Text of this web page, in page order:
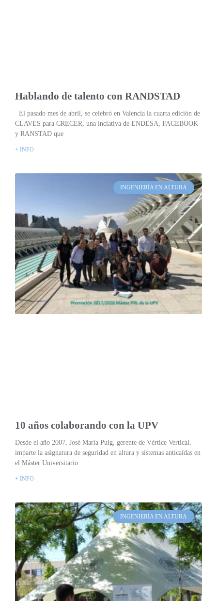
Hablando de talento con RANDSTAD
El pasado mes de abril, se celebró en Valencia la cuarta edición de
CLAVES para CRECER, una inciativa de ENDESA, FACEBOOK
y RANSTAD que
+ INFO
INGENIERÍA EN ALTURA
10 años colaborando con la UPV
Desde el año 2007, José María Puig, gerente de Vértice Vertical,
imparte la asignatura de seguridad en altura y sistemas anticaídas en
el Máster Universitario
+ INFO
INGENIERÍA EN ALTURA